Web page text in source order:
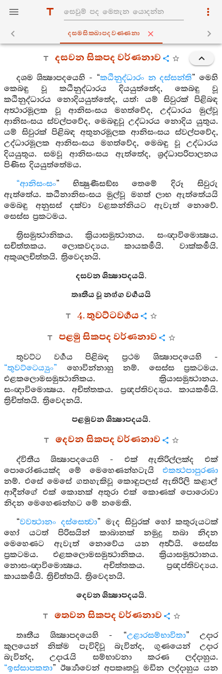
දසමසික‍්ඛාපදවණ‍්ණනා
දසවන සිකපද වර්ණනාව
දශම ශික්‍ෂාපදයෙහි - “කඨිනුද්ධාරං න දස්සන්ති” මෙහි
කෙබඳු වූ කඨිනුද්ධාරය දියයුත්තේද, කෙබඳු වූ
කඨිනුද්ධාරය නොදියයුත්තේද, යත්: යම් සිවුරක් පිළිබඳ
අත්‍ථාරමූලක වූ ආනිසංසය මහත්වේද, උද්ධාරය මුල්වූ
ආනිසංසය ස්වල්පවේද, මෙබඳුවූ උද්ධාරය නොදිය යුතුය.
යම් සිවුරක් පිළිබඳ අතුනරමූලක ආනිසංසය ස්වල්පවේද,
උද්ධාරමූලක ආනිසංසය මහත්වේද, මෙබඳු වූ උද්ධාරය
දියයුතුය. සමවූ ආනිසංසය ඇත්තේද, ශ්‍රද්ධාපරිපාලනය
පිණිස දියයුත්තේමය.
“ආනිසංසං” භික්‍ෂුණීසඞ්ඝ තෙමේ දිරූ සිවුරු
ඇත්තේය. කඨිනානිසංසය මුල්වූ මහත් ලාභ ඇත්තේයයි
මෙබඳු අනුසස් දක්වා වළකන්නියට ඇවැත් නොවේ.
සෙස්ස ප්‍රකටමය.
ත්‍රිසමුත්‍ථානිකය. ක්‍රියාසමුත්‍ථානය. සංඥාවිමොක්‍ෂය.
සචිත්තකය. ලොකවද්‍යය. කායකර්‍මයි. වාක්කර්‍මයි.
අකුශලචිත්තයි. ත්‍රිවෙදනයි.
දසවන ශික්‍ෂාපදයයි.
තෘතීය වූ නග්ග වර්‍ගයයි
4. තුවට්ටවර්‍ගය
පළමු සිකපද වර්ණනාව
තුවට්ට වර්‍ගය පිළිබඳ ප්‍රථම ශික්‍ෂාපදයෙහි -
“තුවට්ටෙය්‍යුං” හොවින්නාහු නම්. සෙස්ස ප්‍රකටමය.
එළකලොමසමුත්‍ථානිකය. ක්‍රියාසමුත්‍ථානය.
සංඥාවිමොක්‍ෂය. අචිත්තකය. ප්‍රඥප්තිවද්‍යය. කායකර්‍මයි.
ත්‍රිචිත්තයි. ත්‍රිවෙදනයි.
පළමුවන ශික්‍ෂාපදයයි.
දෙවන සිකපද වර්ණනාව
ද්විතීය ශික්‍ෂාපදයෙහි - එක් ඇතිරිල්ලක්ද එක්
පොරෝණයක්ද මේ මෙහෙණන්හටැයි එකත්‍ථපාපුරණා
නම්. එසේ මෙසේ ගතහැකිවූ කොඳුපලස් ඇතිරිලි කළාල්
ආදීන්ගේ එක් කොනක් අතුරා එක් කොණක් පොරොවා
නිදන මෙහෙණන්හට මේ නමෙකි.
“වවත්‍ථානං දස්සෙත්‍වා” මැද සිවුරක් හෝ කතුරුයටක්
හෝ යටත් පිරිසයින් කාබානක් නමුදු තබා නිදන
මෙහෙණට ඇවැත් නොවේය යන අර්‍ත්‍ථයි. සෙස්ස
ප්‍රකටමය. එළකලොමසමුත්‍ථානිකය. ක්‍රියාසමුත්‍ථානය.
නොසංඥාවිමොක්‍ෂය. අචිත්තකය. ප්‍රඥප්තිවද්‍යය.
කායකර්‍මයි. ත්‍රිචිත්තයි. ත්‍රිවෙදනයි.
දෙවන ශික්‍ෂාපදයයි.
තෙවන සිකපද වර්ණනාව
තෘතීය ශික්‍ෂාපදයෙහි - “උළාරසම්භාවිතා” උදාර
කුලයෙන් නික්ම පැවිදිවූ බැවින්ද, ගුණයෙන් උදාර
බැවින්ද, උදාරැයි සම්භාවනා කරණ ලද්දාහුය.
“ඉස්සාපකතා” ඊර්‍ෂ්‍යාවෙන් අපකෘතවූ මඩින ලද්දාහුය යන